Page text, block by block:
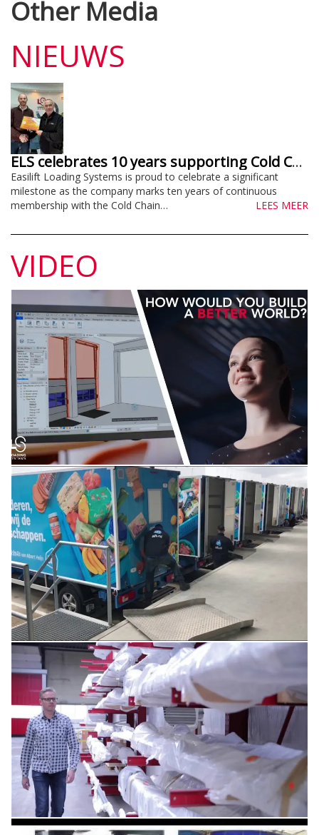
Other Media
NIEUWS
ELS celebrates 10 years supporting Cold Chain Federation
Easilift Loading Systems is proud to celebrate a significant
milestone as the company marks ten years of continuous
membership with the Cold Chain…
LEES MEER
VIDEO